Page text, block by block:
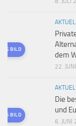
BILD
dem
22.
BILD
Die
und
6. JUNI